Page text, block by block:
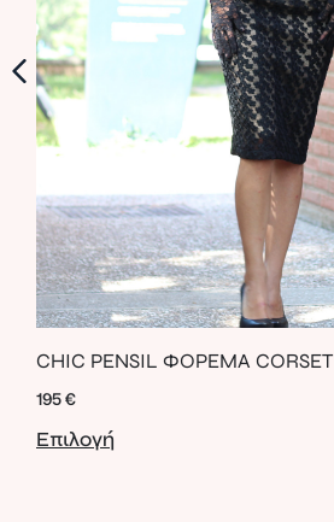
CHIC PENSIL ΦΟΡΕΜΑ CORSET
195€
Επιλογή